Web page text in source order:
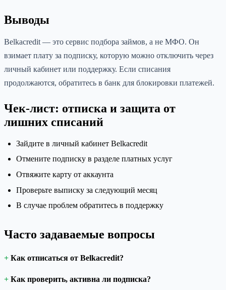
Выводы
Belkacredit — это сервис подбора займов, а не МФО. Он
взимает плату за подписку, которую можно отключить через
личный кабинет или поддержку. Если списания
продолжаются, обратитесь в банк для блокировки платежей.
Чек-лист: отписка и защита от
лишних списаний
Зайдите в личный кабинет Belkacredit
Отмените подписку в разделе платных услуг
Отвяжите карту от аккаунта
Проверьте выписку за следующий месяц
В случае проблем обратитесь в поддержку
Часто задаваемые вопросы
Как отписаться от Belkacredit?
Как проверить, активна ли подписка?